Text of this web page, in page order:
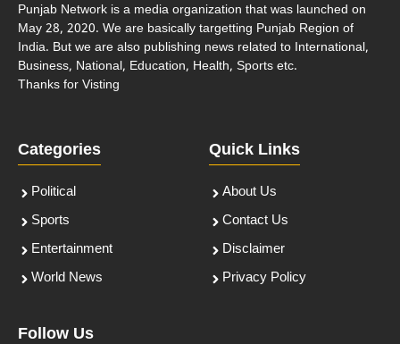
Punjab Network is a media organization that was launched on
May 28, 2020. We are basically targetting Punjab Region of
India. But we are also publishing news related to International,
Business, National, Education, Health, Sports etc.
Thanks for Visting
Categories
Political
Sports
Entertainment
World News
Quick Links
About Us
Contact Us
Disclaimer
Privacy Policy
Follow Us